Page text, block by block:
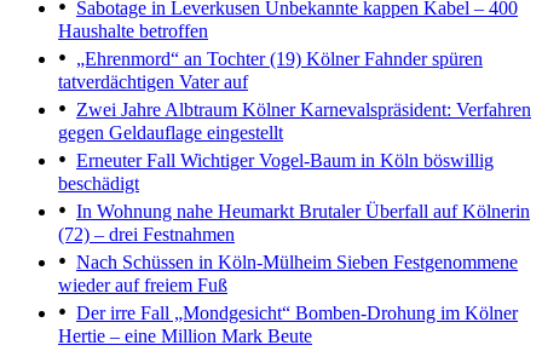
Sabotage in Leverkusen Unbekannte kappen Kabel – 400
Haushalte betroffen
„Ehrenmord“ an Tochter (19) Kölner Fahnder spüren
tatverdächtigen Vater auf
Zwei Jahre Albtraum Kölner Karnevalspräsident: Verfahren
gegen Geldauflage eingestellt
Erneuter Fall Wichtiger Vogel-Baum in Köln böswillig
beschädigt
In Wohnung nahe Heumarkt Brutaler Überfall auf Kölnerin
(72) – drei Festnahmen
Nach Schüssen in Köln-Mülheim Sieben Festgenommene
wieder auf freiem Fuß
Der irre Fall „Mondgesicht“ Bomben-Drohung im Kölner
Hertie – eine Million Mark Beute